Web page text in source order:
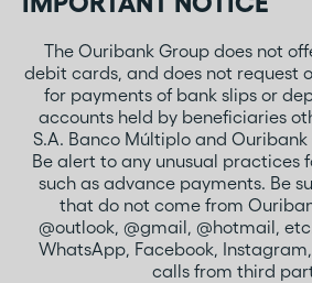
The Ouribank Group does not
debit cards, and does not request
for payments of bank slips or
accounts held by beneficiaries
S.A. Banco Múltiplo and
Be alert to any unusual practices
such as advance payments. Be
that do not come from
@outlook, @gmail, @hotmail,
WhatsApp, Facebook,
calls from third